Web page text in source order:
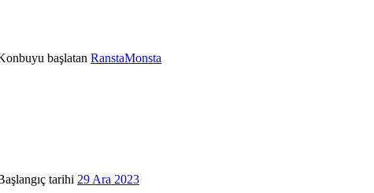
başlatan RanstaMonsta
tarihi 29 Ara 2023